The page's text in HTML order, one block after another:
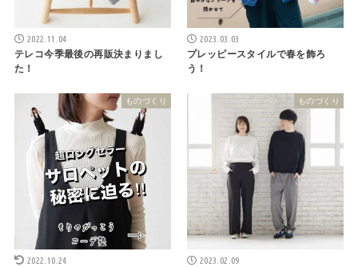
2022.11.04
テレコ今季最後の再販決まりまし
た！
2023.03.03
プレッピースタイルで春を飾ろ
う！
ものづくり
2022.10.24
ものづくり
2023.02.09